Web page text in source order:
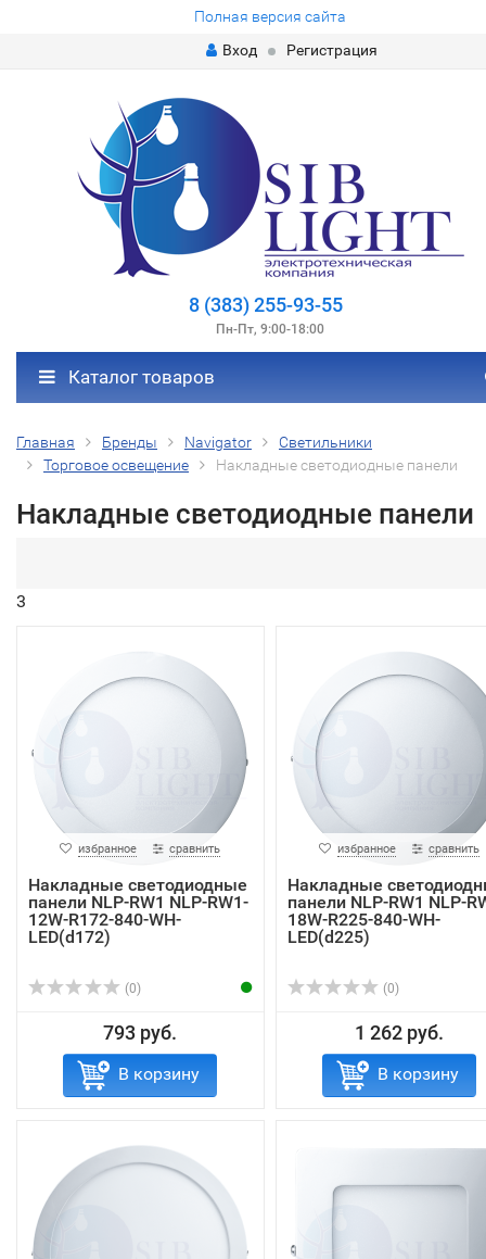
Полная версия сайта
Вход
Регистрация
8 (383) 255-93-55
Пн-Пт, 9:00-18:00
Каталог товаров
Главная Бренды Navigator
Светильники
Торговое освещение
Накладные светодиодные панели
Накладные светодиодные панели
3
избранное сравнить
Накладные светодиодные
панели NLP-RW1 NLP-RW1-
12W-R172-840-WH-
LED(d172)
(0)
793 руб.
В корзину
избранное сравнить
Накладные
панели NLP-RW1 NLP-
18W-R225-840-WH-
LED(d225)
(0)
1 262 руб.
В корзину